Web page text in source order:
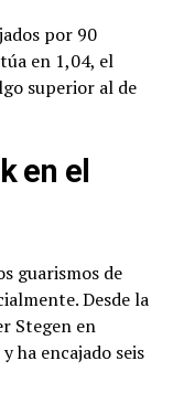
por 90
en 1,04, el
superior al de
en el
guarismos de
Desde la
Stegen en
ha encajado seis